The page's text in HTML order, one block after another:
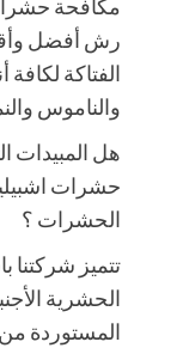
مكافحة
رش أفضل
الفتاكة
والناموس
هل المبيدات
حشرات
الحشرات ؟
تتميز شركتنا
الحشرية
المستوردة من